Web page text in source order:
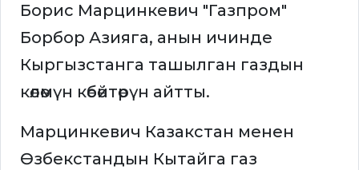
Борис Марцинкевич "Газпром"
Борбор Азияга, анын ичинде
Кыргызстанга ташылган газдын
көлөмүн көбөйтөрүн айтты.
Марцинкевич Казакстан менен
Өзбекстандын Кытайга газ